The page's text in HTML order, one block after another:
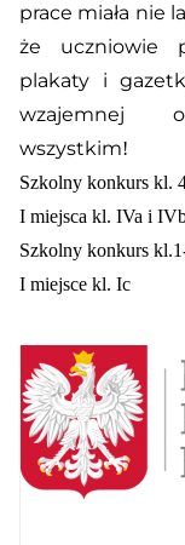
prace miała nie
że uczniowie
plakaty i
wzajemnej
wszystkim!
Szkolny konkurs kl.
I miejsca kl. IVa i
Szkolny konkurs
I miejsce kl. Ic